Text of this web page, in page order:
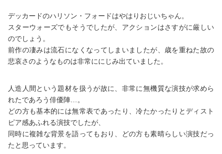
デッカードのハリソン・フォードはやはりおじいちゃん。
スターウォーズでもそうでしたが、アクションはさすがに厳しい
のでしょう。
前作の凄みは流石になくなってしまいましたが、歳を重ねた故の
悲哀さのようなものは非常ににじみ出ていました。
人造人間という題材を扱うが故に、非常に無機質な演技が求めら
れたであろう俳優陣…。
どの方も基本的には無常表であったり、冷たかったりとディスト
ピア感あふれる演技でしたが、
同時に複雑な背景を語ってもおり、どの方も素晴らしい演技だっ
たと思っています。